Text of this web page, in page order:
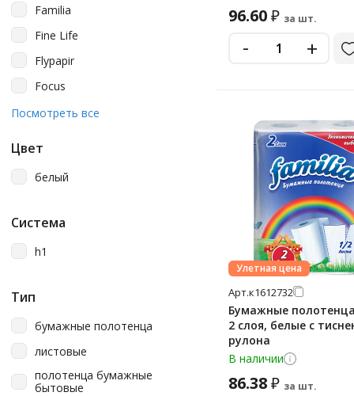
Familia
Fine Life
Flypapir
Focus
Gratias
Motti
Посмотреть все
Цвет
белый
Система
h1
Тип
бумажные полотенца
листовые
полотенца бумажные
бытовые
96.60₽ за шт.
- +
Улетная цена
Арт.к1612732
Бумажные
2 слоя, белые с
рулона
В наличии
86.38₽ за шт.